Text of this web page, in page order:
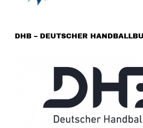
DHB – DEUTSCHER